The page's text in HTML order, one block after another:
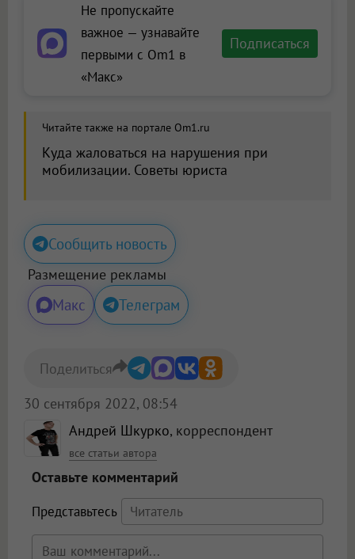
Не пропускайте
важное — узнавайте
первыми с Om1 в
«Макс»
Подписаться
Читайте также на портале Om1.ru
Куда жаловаться на нарушения при
мобилизации. Советы юриста
Сообщить новость
Размещение рекламы
Макс Телеграм
Андрей Шкурко, корреспондент
все статьи автора
30 сентября 2022, 08:54
Поделиться
Оставьте комментарий
Представьтесь